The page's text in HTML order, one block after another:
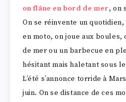
on flâne en bord de mer, on
On se réinvente un
en moto, on joue aux boules,
de mer ou un barbecue en
hésitant mais haletant sous
L’été s’annonce torride à
juin. On se distance de ces